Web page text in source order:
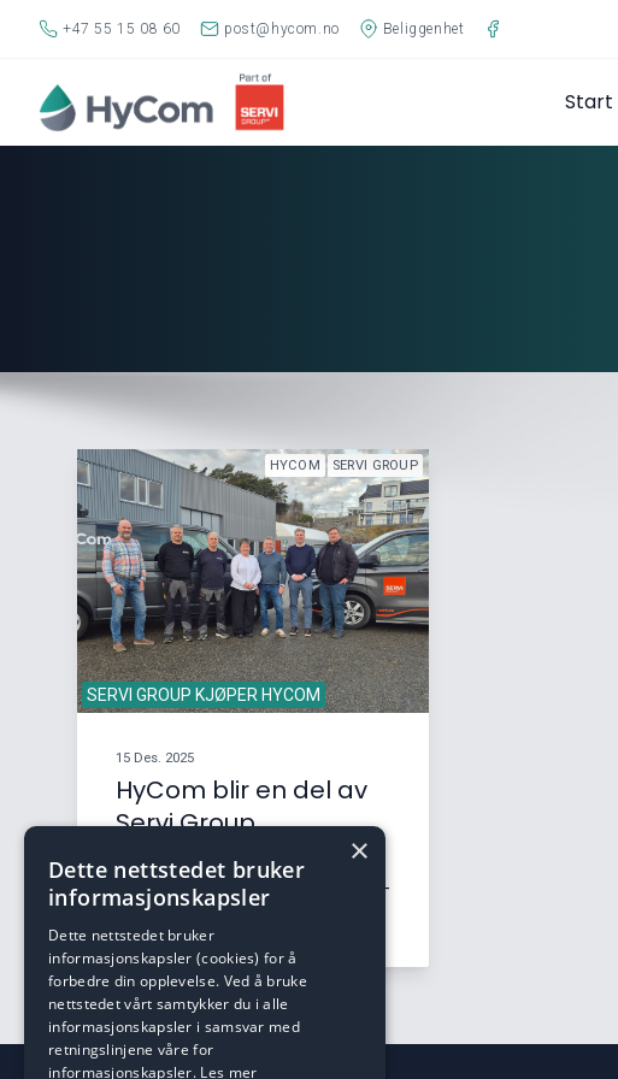
+47 55 15 08 60 post@hycom.no Beliggenhet
Start
SERVI GROUP KJØPER HYCOM
15 Des. 2025
HYCOM SERVI GROUP
HyCom blir en del av
Servi Group
Vi er glade for å kunngjøre at
HyCom nå er en del av Servi Group –
Norges største …
×
Dette nettstedet bruker
informasjonskapsler
Dette nettstedet bruker
informasjonskapsler (cookies) for å
forbedre din opplevelse. Ved å bruke
nettstedet vårt samtykker du i alle
informasjonskapsler i samsvar med
retningslinjene våre for
informasjonskapsler. Les mer